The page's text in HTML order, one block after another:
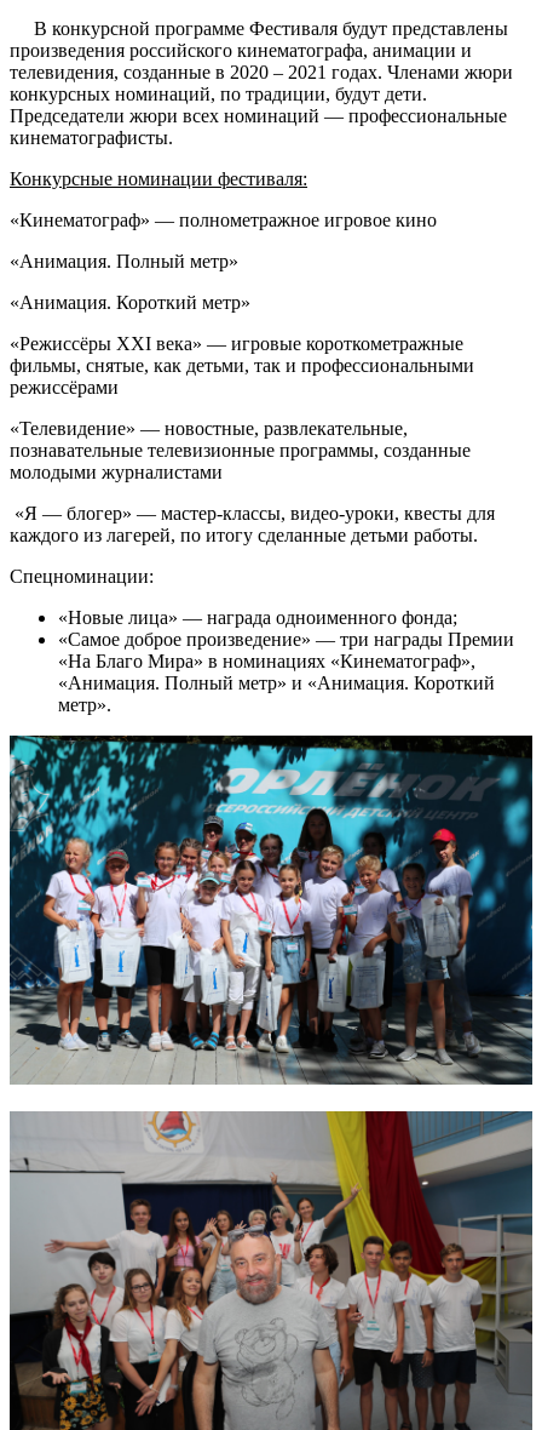
В конкурсной программе Фестиваля будут представлены
произведения российского кинематографа, анимации и
телевидения, созданные в 2020 – 2021 годах. Членами жюри
конкурсных номинаций, по традиции, будут дети.
Председатели жюри всех номинаций — профессиональные
кинематографисты.
Конкурсные номинации фестиваля:
«Кинематограф» — полнометражное игровое кино
«Анимация. Полный метр»
«Анимация. Короткий метр»
«Режиссёры XXI века» — игровые короткометражные
фильмы, снятые, как детьми, так и профессиональными
режиссёрами
«Телевидение» — новостные, развлекательные,
познавательные телевизионные программы, созданные
молодыми журналистами
«Я — блогер» — мастер-классы, видео-уроки, квесты для
каждого из лагерей, по итогу сделанные детьми работы.
Спецноминации:
«Новые лица» — награда одноименного фонда;
«Самое доброе произведение» — три награды Премии
«На Благо Мира» в номинациях «Кинематограф»,
«Анимация. Полный метр» и «Анимация. Короткий
метр».